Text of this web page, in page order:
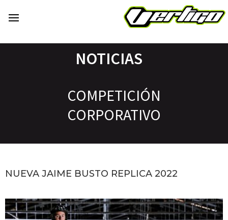
NOTICIAS
COMPETICIÓN
CORPORATIVO
NUEVA JAIME BUSTO REPLICA 2022